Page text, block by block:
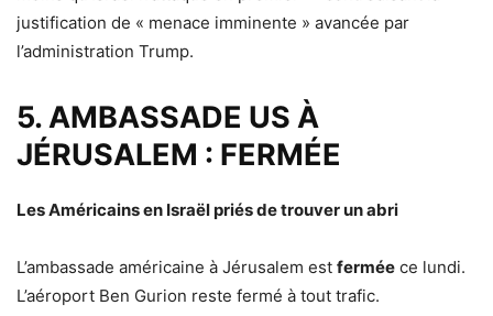
justification de « menace imminente » avancée par
l’administration Trump.
5. AMBASSADE US À
JÉRUSALEM : FERMÉE
Les Américains en Israël priés de trouver un abri
L’ambassade américaine à Jérusalem est fermée ce lundi.
L’aéroport Ben Gurion reste fermé à tout trafic.